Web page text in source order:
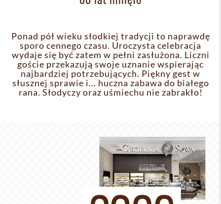
Ponad pół wieku słodkiej tradycji to naprawdę
sporo cennego czasu. Uroczysta celebracja
wydaje się być zatem w pełni zasłużona. Liczni
goście przekazują swoje uznanie wspierając
najbardziej potrzebujących. Piękny gest w
słusznej sprawie i... huczna zabawa do białego
rana. Słodyczy oraz uśmiechu nie zabrakło!